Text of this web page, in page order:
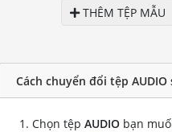
THÊM TỆP MẪU
Cách chuyển đổi tệp AUDIO
Chọn tệp AUDIO bạn